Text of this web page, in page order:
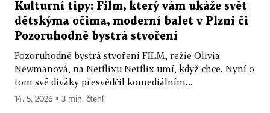
Kulturní tipy: Film, který vám ukáže svět
dětskýma očima, moderní balet v Plzni či
Pozoruhodně bystrá stvoření
Pozoruhodně bystrá stvoření FILM, režie Olivia
Newmanová, na Netflixu Netflix umí, když chce. Nyní o
tom své diváky přesvědčil komediálním...
14. 5. 2026 ▪ 3 min. čtení